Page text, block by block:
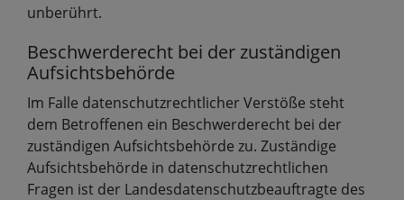
unberührt.
Beschwerderecht bei der zuständigen
Aufsichtsbehörde
Im Falle datenschutzrechtlicher Verstöße steht
dem Betroffenen ein Beschwerderecht bei der
zuständigen Aufsichtsbehörde zu. Zuständige
Aufsichtsbehörde in datenschutzrechtlichen
Fragen ist der Landesdatenschutzbeauftragte des